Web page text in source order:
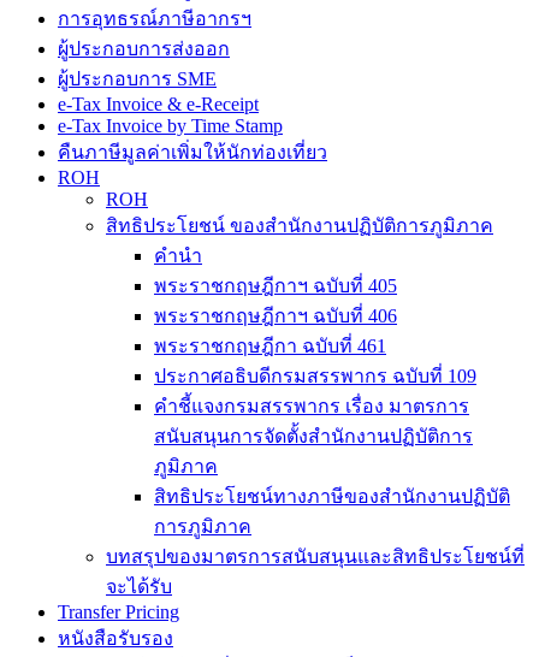
การอุทธรณ์ภาษีอากรฯ
ผู้ประกอบการส่งออก
ผู้ประกอบการ SME
e-Tax Invoice & e-Receipt
e-Tax Invoice by Time Stamp
คืนภาษีมูลค่าเพิ่มให้นักท่องเที่ยว
ROH
ROH
สิทธิประโยชน์ ของสำนักงานปฏิบัติการภูมิภาค
คำนำ
พระราชกฤษฎีกาฯ ฉบับที่ 405
พระราชกฤษฎีกาฯ ฉบับที่ 406
พระราชกฤษฎีกา ฉบับที่ 461
ประกาศอธิบดีกรมสรรพากร ฉบับที่ 109
คำชี้แจงกรมสรรพากร เรื่อง มาตรการ
สนับสนุนการจัดตั้งสำนักงานปฏิบัติการ
ภูมิภาค
สิทธิประโยชน์ทางภาษีของสำนักงานปฏิบัติ
การภูมิภาค
บทสรุปของมาตรการสนับสนุนและสิทธิประโยชน์ที่
จะได้รับ
Transfer Pricing
หนังสือรับรอง